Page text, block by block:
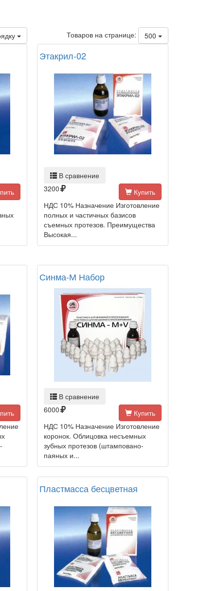
Товаров на странице: 500
Этакрил-02
В сравнение
3200
Купить
НДС 10% Назначение Изготовление
полных и частичных базисов
съемных протезов. Преимущества
Высокая...
Синма-М Набор
В сравнение
6000
Купить
НДС 10% Назначение Изготовление
коронок. Облицовка несъемных
зубных протезов (штамповано-
паяных и...
Пластмасса бесцветная